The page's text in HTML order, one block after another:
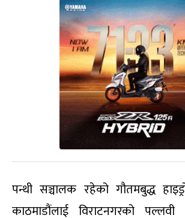
पन्थी सञ्चालक रहेको गौतमबुद्ध
काठमाडौंलाई विराटनगरको पल्लवी